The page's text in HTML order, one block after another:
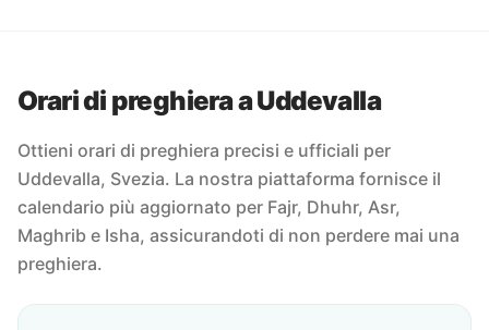
Orari di preghiera a Uddevalla
Ottieni orari di preghiera precisi e ufficiali per
Uddevalla, Svezia. La nostra piattaforma fornisce il
calendario più aggiornato per Fajr, Dhuhr, Asr,
Maghrib e Isha, assicurandoti di non perdere mai una
preghiera.